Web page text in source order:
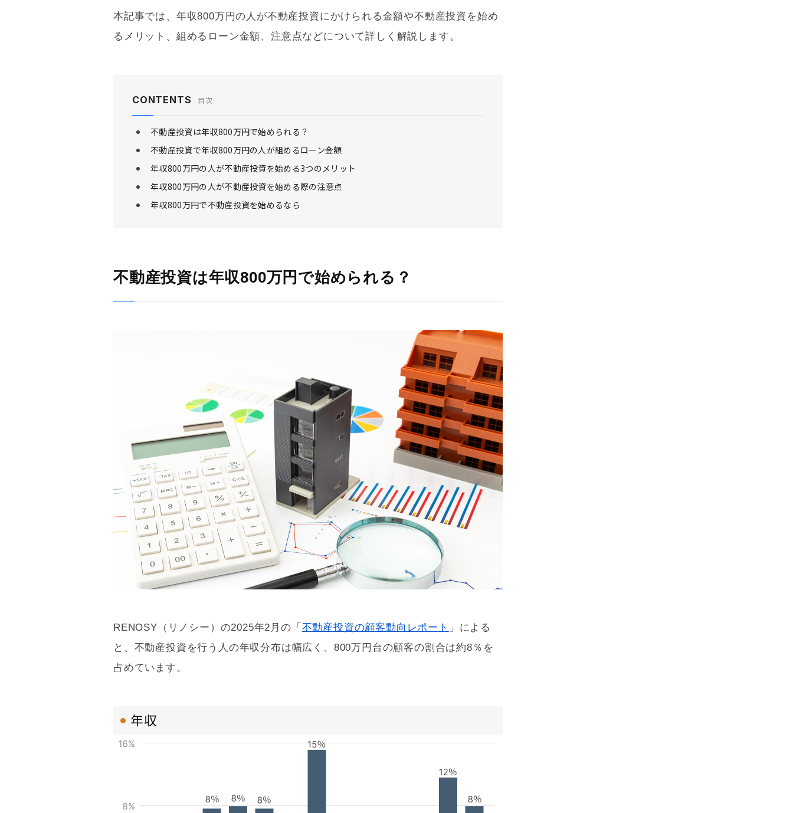
本記事では、年収800万円の人が不動産投資にかけられる金額や不動産投資を始め
るメリット、組めるローン金額、注意点などについて詳しく解説します。
CONTENTS 目次
不動産投資は年収800万円で始められる？
不動産投資で年収800万円の人が組めるローン金額
年収800万円の人が不動産投資を始める3つのメリット
年収800万円の人が不動産投資を始める際の注意点
年収800万円で不動産投資を始めるなら
不動産投資は年収800万円で始められる？
RENOSY（リノシー）の2025年2月の「 不動産投資の顧客動向レポート 」による
と、不動産投資を行う人の年収分布は幅広く、800万円台の顧客の割合は約8％を
占めています。